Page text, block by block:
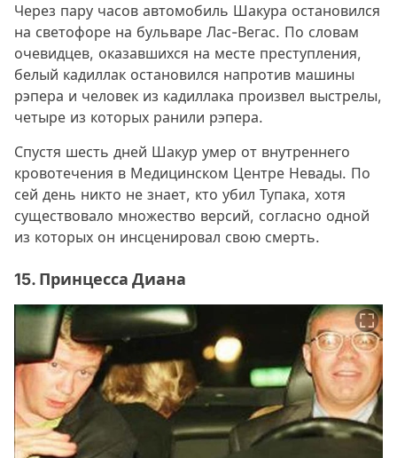
Через пару часов автомобиль Шакура остановился
на светофоре на бульваре Лас-Вегас. По словам
очевидцев, оказавшихся на месте преступления,
белый кадиллак остановился напротив машины
рэпера и человек из кадиллака произвел выстрелы,
четыре из которых ранили рэпера.
Спустя шесть дней Шакур умер от внутреннего
кровотечения в Медицинском Центре Невады. По
сей день никто не знает, кто убил Тупака, хотя
существовало множество версий, согласно одной
из которых он инсценировал свою смерть.
15. Принцесса Диана